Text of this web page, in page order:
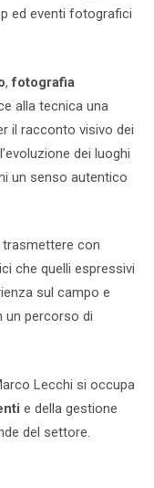
ed eventi fotografici
,fotografia
alla tecnica una
il racconto visivo dei
dei luoghi
un senso autentico
con
che quelli espressivi
sul campo e
un percorso di
Lecchi si occupa
e della gestione
del settore.